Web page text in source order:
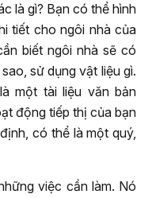
là gì? Bạn có thể hình
tiết cho ngôi nhà của
biết ngôi nhà sẽ có
sử dụng vật liệu gì.
một tài liệu văn bản
động tiếp thị của bạn
có thể là một quý,
việc cần làm. Nó